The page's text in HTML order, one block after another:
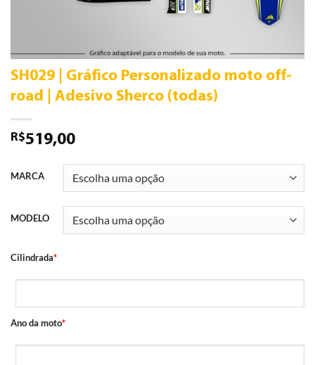
SH029 | Gráfico Personalizado moto off-
road | Adesivo Sherco (todas)
R$519,00
MARCA
MODELO
Cilindrada*
Ano da moto*